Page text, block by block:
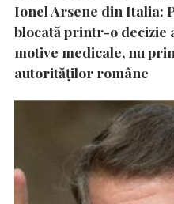
Ionel Arsene din Italia:
blocată printr-o decizie
motive medicale, nu
autorităţilor române